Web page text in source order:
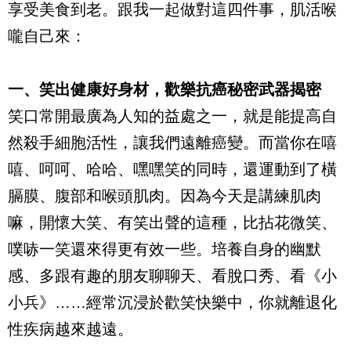
享受美食到老。跟我一起做對這四件事，肌活喉
嚨自己來：
一、笑出健康好身材，歡樂抗癌秘密武器揭密
笑口常開最廣為人知的益處之一，就是能提高自
然殺手細胞活性，讓我們遠離癌變。而當你在嘻
嘻、呵呵、哈哈、嘿嘿笑的同時，還運動到了橫
膈膜、腹部和喉頭肌肉。因為今天是講練肌肉
嘛，開懷大笑、有笑出聲的這種，比拈花微笑、
噗哧一笑還來得更有效一些。培養自身的幽默
感、多跟有趣的朋友聊聊天、看脫口秀、看《小
小兵》……經常沉浸於歡笑快樂中，你就離退化
性疾病越來越遠。